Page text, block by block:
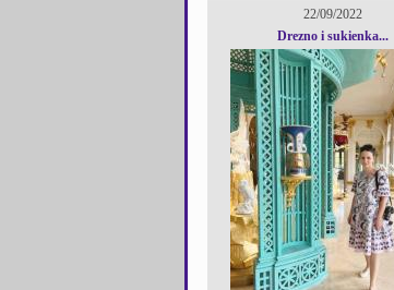
22/09/2022
Drezno i sukienka...